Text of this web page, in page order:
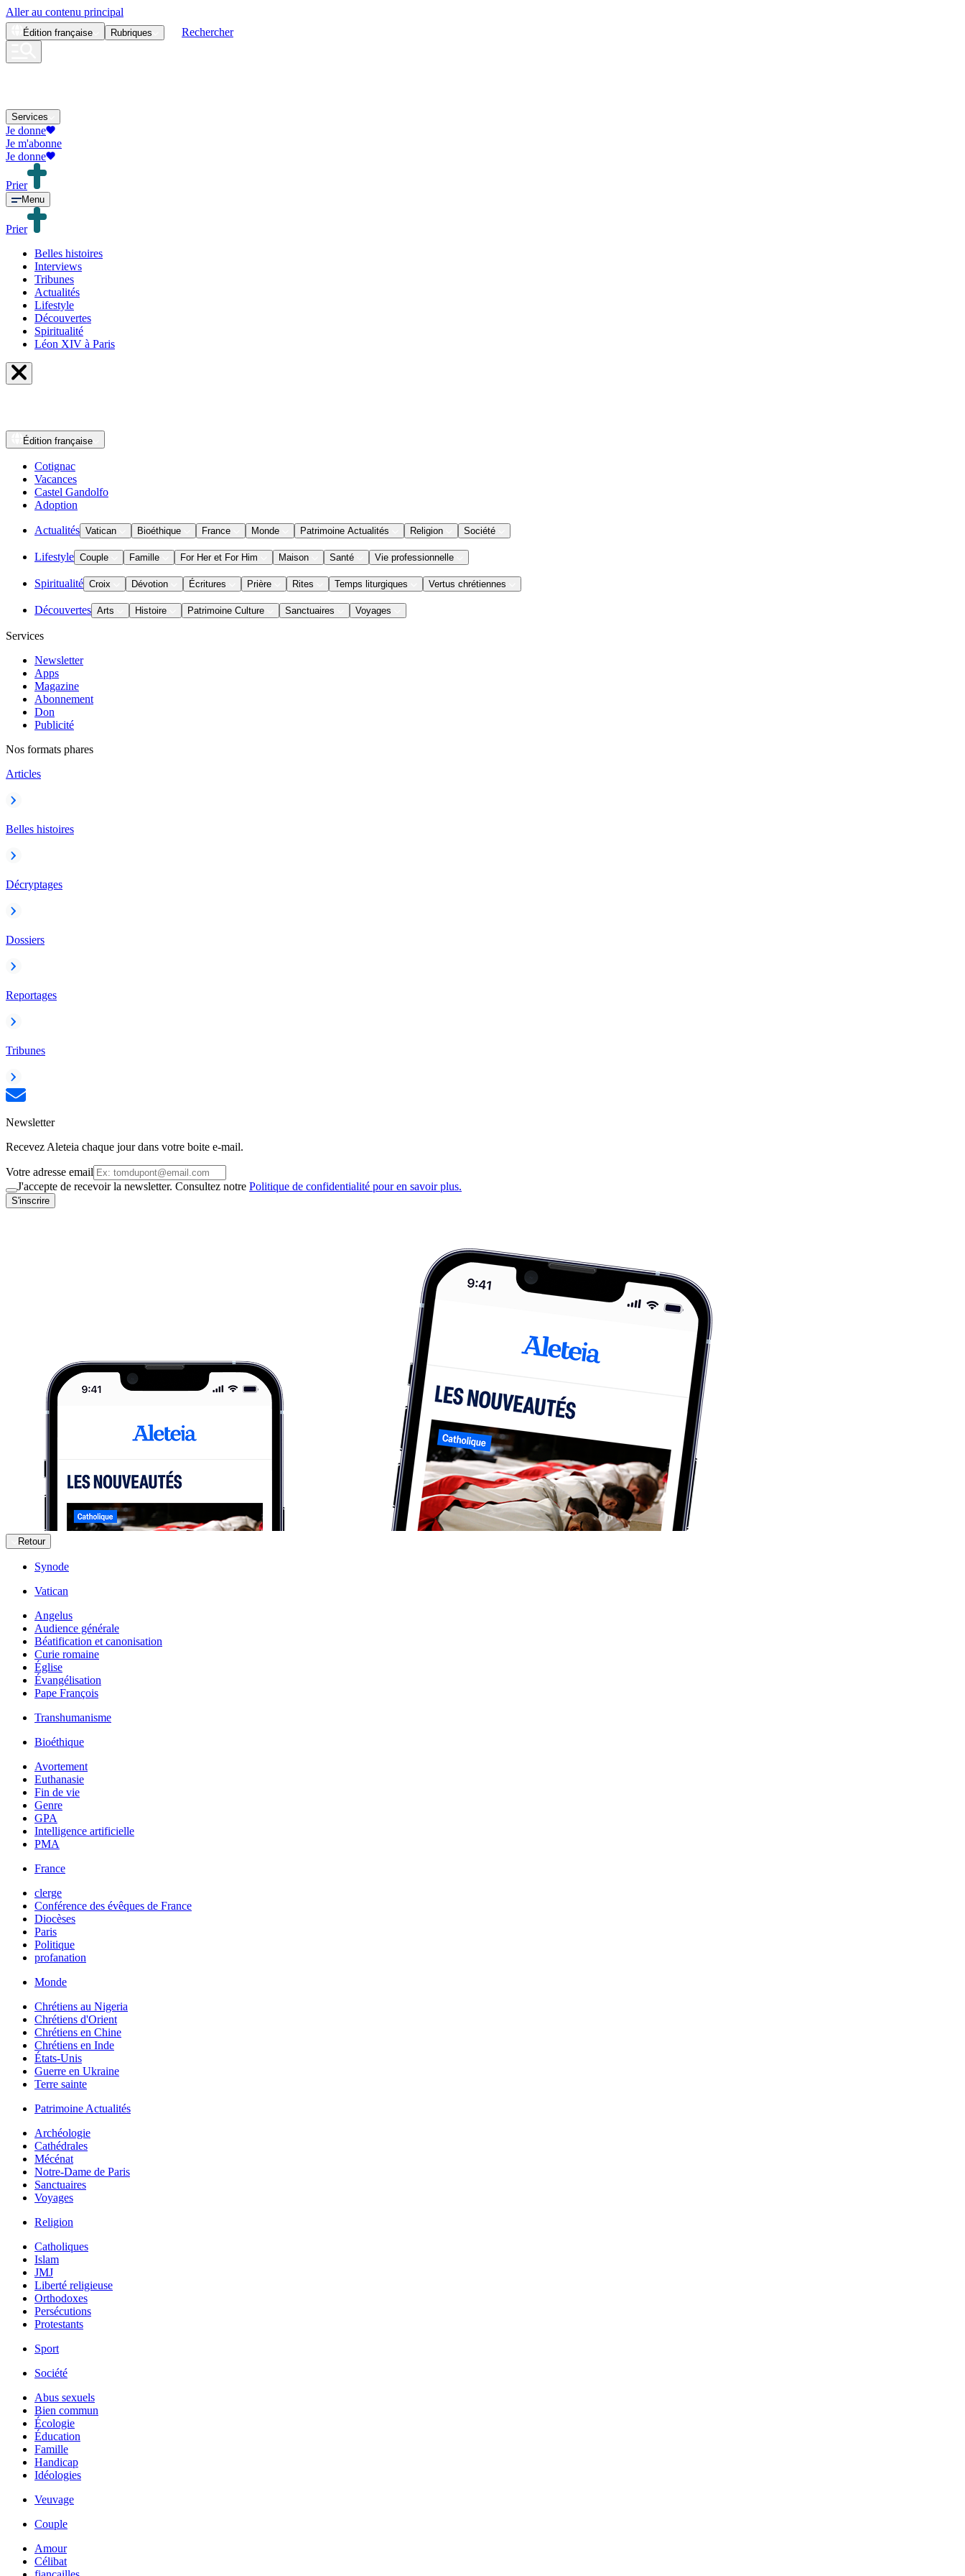
Aller au contenu principal
Édition française Rubriques Rechercher
Services
Je donne
Je m'abonne
Je donne
Prier
Menu
Prier
Belles histoires
Interviews
Tribunes
Actualités
Lifestyle
Découvertes
Spiritualité
Léon XIV à Paris
Édition française
Cotignac
Vacances
Castel Gandolfo
Adoption
Actualités Vatican Bioéthique France Monde Patrimoine Actualités Religion Société
Lifestyle Couple Famille For Her et For Him Maison Santé Vie professionnelle
Spiritualité Croix Dévotion Écritures Prière Rites Temps liturgiques Vertus chrétiennes
Découvertes Arts Histoire Patrimoine Culture Sanctuaires Voyages
Services
Newsletter
Apps
Magazine
Abonnement
Don
Publicité
Nos formats phares
Articles
Belles histoires
Décryptages
Dossiers
Reportages
Tribunes
Newsletter
Recevez Aleteia chaque jour dans votre boite e-mail.
Votre adresse email
J'accepte de recevoir la newsletter. Consultez notre Politique de confidentialité pour en savoir plus.
S'inscrire
Retour
Synode
Vatican
Angelus
Audience générale
Béatification et canonisation
Curie romaine
Église
Évangélisation
Pape François
Transhumanisme
Bioéthique
Avortement
Euthanasie
Fin de vie
Genre
GPA
Intelligence artificielle
PMA
France
clerge
Conférence des évêques de France
Diocèses
Paris
Politique
profanation
Monde
Chrétiens au Nigeria
Chrétiens d'Orient
Chrétiens en Chine
Chrétiens en Inde
États-Unis
Guerre en Ukraine
Terre sainte
Patrimoine Actualités
Archéologie
Cathédrales
Mécénat
Notre-Dame de Paris
Sanctuaires
Voyages
Religion
Catholiques
Islam
JMJ
Liberté religieuse
Orthodoxes
Persécutions
Protestants
Sport
Société
Abus sexuels
Bien commun
Écologie
Éducation
Famille
Handicap
Idéologies
Veuvage
Couple
Amour
Célibat